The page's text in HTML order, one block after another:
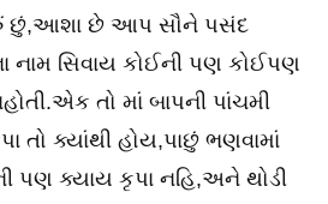
છું,આશા છે આપ સૌને પસંદ
સિવાય કોઈની પણ કોઈપણ
તો માં બાપની પાંચમી
તો ક્યાંથી હોય,પાછું ભણવામાં
પણ ક્યાય કૃપા નહિ,અને થોડી